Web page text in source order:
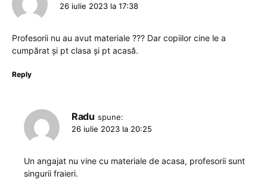
26 iulie 2023 la 17:38
Profesorii nu au avut materiale ??? Dar copiilor cine le a
cumpărat și pt clasa și pt acasă.
Reply
Radu spune:
26 iulie 2023 la 20:25
Un angajat nu vine cu materiale de acasa, profesorii sunt
singurii fraieri.